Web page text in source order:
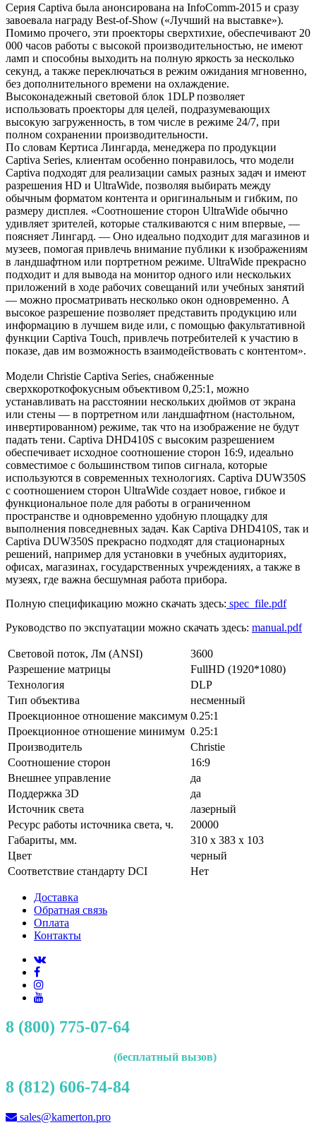
Серия Captiva была анонсирована на InfoComm-2015 и сразу
завоевала награду Best-of-Show («Лучший на выставке»).
Помимо прочего, эти проекторы сверхтихие, обеспечивают 20
000 часов работы с высокой производительностью, не имеют
ламп и способны выходить на полную яркость за несколько
секунд, а также переключаться в режим ожидания мгновенно,
без дополнительного времени на охлаждение.
Высоконадежный световой блок 1DLP позволяет
использовать проекторы для целей, подразумевающих
высокую загруженность, в том числе в режиме 24/7, при
полном сохранении производительности.
По словам Кертиса Лингарда, менеджера по продукции
Captiva Series, клиентам особенно понравилось, что модели
Captiva подходят для реализации самых разных задач и имеют
разрешения HD и UltraWide, позволяя выбирать между
обычным форматом контента и оригинальным и гибким, по
размеру дисплея. «Соотношение сторон UltraWide обычно
удивляет зрителей, которые сталкиваются с ним впервые, —
поясняет Лингард. — Оно идеально подходит для магазинов и
музеев, помогая привлечь внимание публики к изображениям
в ландшафтном или портретном режиме. UltraWide прекрасно
подходит и для вывода на монитор одного или нескольких
приложений в ходе рабочих совещаний или учебных занятий
— можно просматривать несколько окон одновременно. А
высокое разрешение позволяет представить продукцию или
информацию в лучшем виде или, с помощью факультативной
функции Captiva Touch, привлечь потребителей к участию в
показе, дав им возможность взаимодействовать с контентом».
Модели Christie Captiva Series, снабженные
сверхкороткофокусным объективом 0,25:1, можно
устанавливать на расстоянии нескольких дюймов от экрана
или стены — в портретном или ландшафтном (настольном,
инвертированном) режиме, так что на изображение не будут
падать тени. Captiva DHD410S с высоким разрешением
обеспечивает исходное соотношение сторон 16:9, идеально
совместимое с большинством типов сигнала, которые
используются в современных технологиях. Captiva DUW350S
c соотношением сторон UltraWide создает новое, гибкое и
функциональное поле для работы в ограниченном
пространстве и одновременно удобную площадку для
выполнения повседневных задач. Как Captiva DHD410S, так и
Captiva DUW350S прекрасно подходят для стационарных
решений, например для установки в учебных аудиториях,
офисах, магазинах, государственных учреждениях, а также в
музеях, где важна бесшумная работа прибора.
Полную спецификацию можно скачать здесь: spec_file.pdf
Руководство по экспуатации можно скачать здесь: manual.pdf
Световой поток, Лм (ANSI)
3600
Разрешение матрицы
FullHD (1920*1080)
Технология
DLP
Тип объектива
несменный
Проекционное отношение максимум 0.25:1
Проекционное отношение минимум 0.25:1
Производитель
Christie
Соотношение сторон
16:9
Внешнее управление
да
Поддержка 3D
да
Источник света
лазерный
Ресурс работы источника света, ч.
20000
Габариты, мм.
310 x 383 x 103
Цвет
черный
Соответствие стандарту DCI
Нет
Доставка
Обратная связь
Оплата
Контакты
8 (800) 775-07-64
(бесплатный вызов)
8 (812) 606-74-84
sales@kamerton.pro